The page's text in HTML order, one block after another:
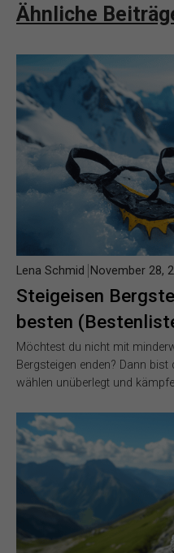
Ähnliche
Steigeisen
besten
Lena Schmid November 28,
Möchtest du nicht mit
Bergsteigen enden? Dann
wählen unüberlegt und